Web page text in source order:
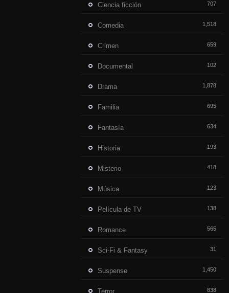
Ciencia ficción 707
Comedia 1,518
Crimen 659
Documental 102
Drama 1,878
Familia 695
Fantasía 634
Historia 193
Misterio 418
Música 123
Película de TV 138
Romance 565
Sci-Fi & Fantasy 31
Suspense 1,450
Terror 838